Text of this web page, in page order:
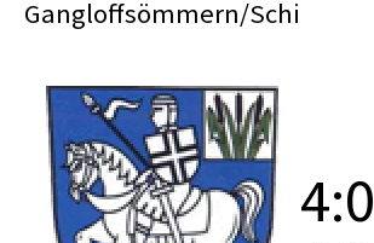
Gangloffsömmern/Schi
4:0